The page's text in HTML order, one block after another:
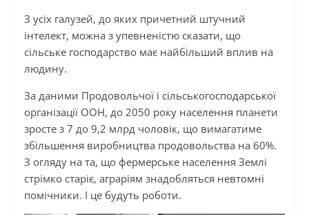
З усіх галузей, до яких причетний штучний
інтелект, можна з упевненістю сказати, що
сільське господарство має найбільший вплив на
людину.
За даними Продовольчої і сільськогосподарської
організації ООН, до 2050 року населення планети
зросте з 7 до 9,2 млрд чоловік, що вимагатиме
збільшення виробництва продовольства на 60%.
З огляду на та, що фермерське населення Землі
стрімко старіє, аграріям знадобляться невтомні
помічники. І це будуть роботи.